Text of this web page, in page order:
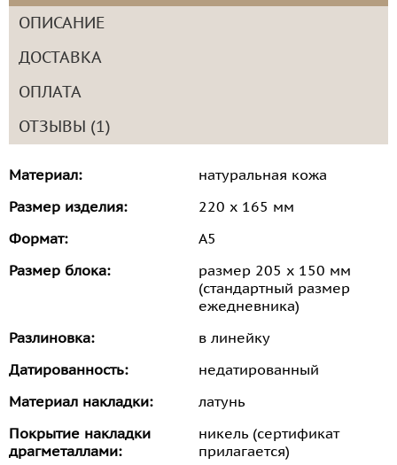
ОПИСАНИЕ
ДОСТАВКА
ОПЛАТА
ОТЗЫВЫ (1)
Материал:
натуральная кожа
Размер изделия:
220 х 165 мм
Формат:
А5
Размер блока:
размер 205 х 150 мм
(стандартный размер
ежедневника)
Разлиновка:
в линейку
Датированность:
недатированный
Материал накладки:
латунь
Покрытие накладки
драгметаллами:
никель (сертификат
прилагается)